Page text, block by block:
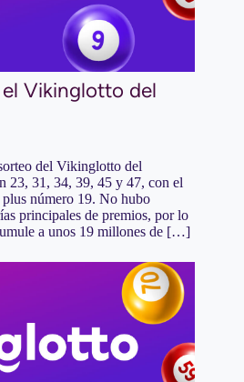
Vikinglotto del
del Vikinglotto del
23, 31, 34, 39, 45 y 47, con el
número 19. No hubo
principales de premios, por lo
a unos 19 millones de […]